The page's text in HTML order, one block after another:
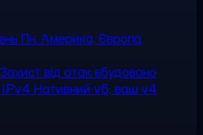
Пн. Америка, Європа,
Захист від атак вбудовано
IPv4 Нативний v6, ваш v4